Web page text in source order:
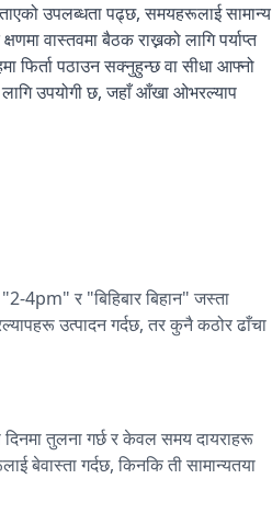
उपलब्धता पढ्छ, समयहरूलाई सामान्य
वास्तवमा बैठक राख्नको लागि पर्याप्त
फिर्ता पठाउन सक्नुहुन्छ वा सीधा आफ्नो
उपयोगी छ, जहाँ आँखा ओभरल्याप
4pm" र "बिहिबार बिहान" जस्ता
उत्पादन गर्दछ, तर कुनै कठोर ढाँचा
तुलना गर्छ र केवल समय दायराहरू
बेवास्ता गर्दछ, किनकि ती सामान्यतया